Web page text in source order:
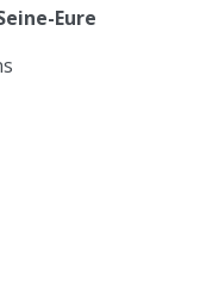
Eure